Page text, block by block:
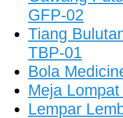
GFP-02
Tiang
TBP-01
Bola
Meja
Lempar